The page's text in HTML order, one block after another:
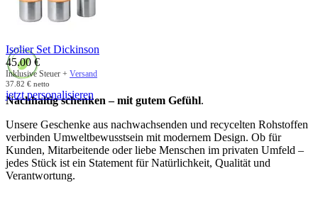
Nachhaltig schenken – mit gutem Gefühl.
Unsere Geschenke aus nachwachsenden und recycelten Rohstoffen
verbinden Umweltbewusstsein mit modernem Design. Ob für
Kunden, Mitarbeitende oder liebe Menschen im privaten Umfeld –
jedes Stück ist ein Statement für Natürlichkeit, Qualität und
Verantwortung.
Isolier Set Dickinson
45.00 €
Inklusive Steuer + Versand
37.82 € netto
jetzt personalisieren